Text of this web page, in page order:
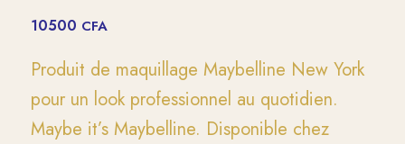
10500 CFA
Produit de maquillage Maybelline New York
pour un look professionnel au quotidien.
Maybe it’s Maybelline. Disponible chez